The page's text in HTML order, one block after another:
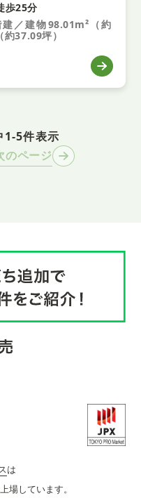
歩25分
／建物98.01m²（約
37.09坪）
1-5件表示
のページ
は
場しています。